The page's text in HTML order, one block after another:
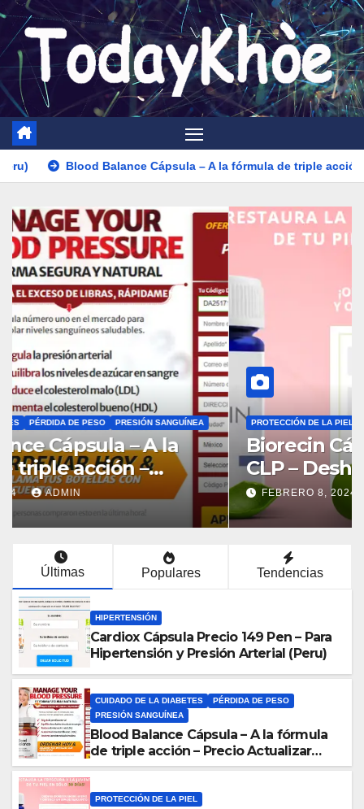
Saltar
contenido
Cápsula – A la fórmula de triple acción – Precio
PROTECCIÓN DE LA PIEL
Biorecin Cápsula Precio 34900
CLP – Deshacerse del
Rejuvenecimiento (Chile)
FEBRERO 8, 2024 ADMIN
Últimas Populares Tendencias
HIPERTENSIÓN
Cardiox Cápsula Precio 149 Pen – Para
Hipertensión y Presión Arterial (Peru)
CUIDADO DE LA DIABETES
PÉRDIDA DE PESO
PRESIÓN SANGUÍNEA
Blood Balance Cápsula – A la fórmula
de triple acción – Precio Actualizar
2024 (Mexico)
PROTECCIÓN DE LA PIEL